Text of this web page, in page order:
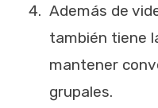
Además de
también tiene
mantener
grupales.